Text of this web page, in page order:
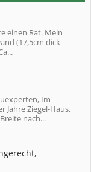
einen Rat. Mein
(17,5cm dick
Im
Jahre Ziegel-Haus,
nach...